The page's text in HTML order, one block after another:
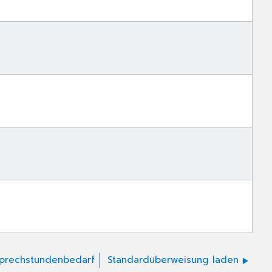
Standardüberweisung laden